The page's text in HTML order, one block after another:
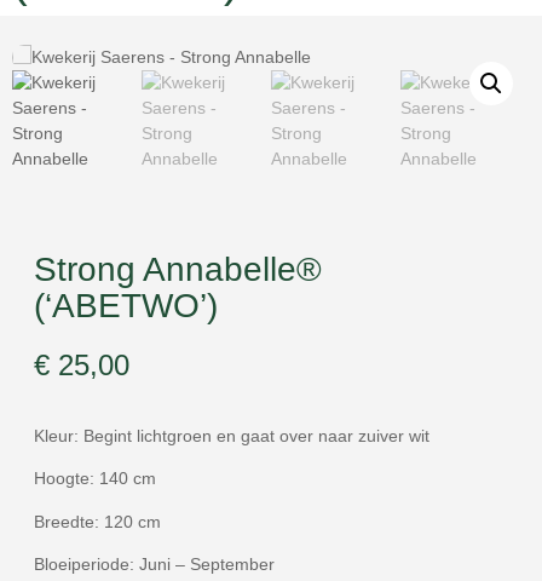
Strong Annabelle®
(‘ABETWO’)
€ 25,00
Kleur: Begint lichtgroen en gaat over naar zuiver wit
Hoogte: 140 cm
Breedte: 120 cm
Bloeiperiode: Juni – September